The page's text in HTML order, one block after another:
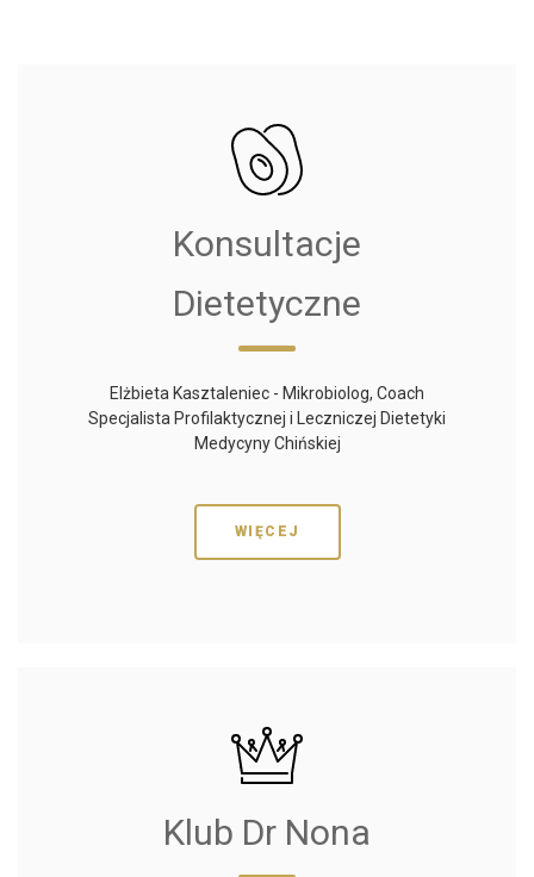
Konsultacje
Dietetyczne
Elżbieta Kasztaleniec - Mikrobiolog, Coach
Specjalista Profilaktycznej i Leczniczej Dietetyki
Medycyny Chińskiej
WIĘCEJ
Klub Dr Nona